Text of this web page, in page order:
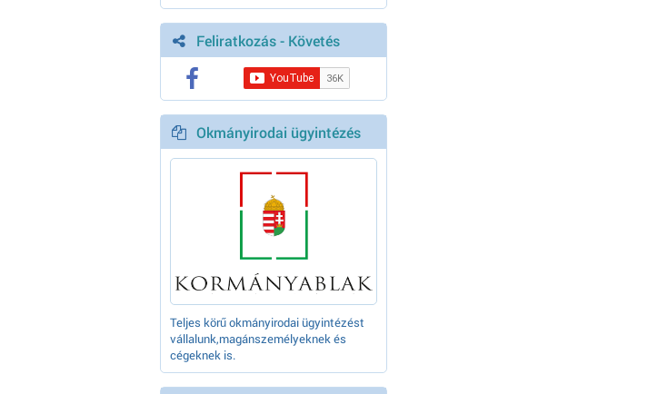
Feliratkozás - Követés
Okmányirodai ügyintézés
Teljes körű okmányirodai ügyintézést
vállalunk,magánszemélyeknek és
cégeknek is.